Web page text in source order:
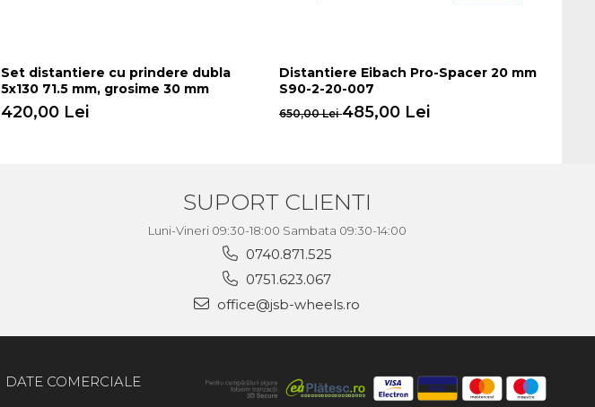
Set distantiere cu prindere dubla
5x130 71.5 mm, grosime 30 mm
420,00 Lei
Distantiere Eibach Pro-Spacer 20 mm
S90-2-20-007
650,00 Lei485,00 Lei
SUPORT CLIENTI
Luni-Vineri 09:30-18:00 Sambata 09:30-14:00
0740.871.525
0751.623.067
office@jsb-wheels.ro
DATE COMERCIALE